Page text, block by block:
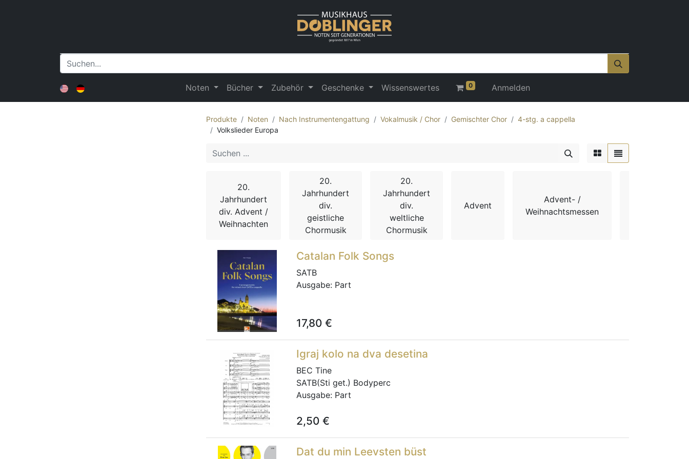
Noten Bücher Zubehör Geschenke Wissenswertes 0 Anmelden
Produkte Noten Nach Instrumentengattung Vokalmusik / Chor Gemischter Chor
4-stg. a cappella
Volkslieder Europa
20.
Jahrhundert
div. Advent /
Weihnachten
20.
Jahrhundert
div.
geistliche
Chormusik
20.
Jahrhundert
div.
weltliche
Chormusik
Advent
Advent- /
Weihnachtsmessen
Catalan Folk Songs
SATB
Ausgabe: Part
17,80 €
Igraj kolo na dva desetina
BEC Tine
SATB(Sti get.) Bodyperc
Ausgabe: Part
2,50 €
Dat du min Leevsten büst